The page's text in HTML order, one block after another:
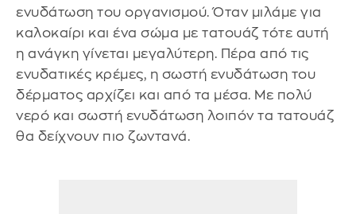
ενυδάτωση του οργανισμού. Όταν μιλάμε για
καλοκαίρι και ένα σώμα με τατουάζ τότε αυτή
η ανάγκη γίνεται μεγαλύτερη. Πέρα από τις
ενυδατικές κρέμες, η σωστή ενυδάτωση του
δέρματος αρχίζει και από τα μέσα. Με πολύ
νερό και σωστή ενυδάτωση λοιπόν τα τατουάζ
θα δείχνουν πιο ζωντανά.